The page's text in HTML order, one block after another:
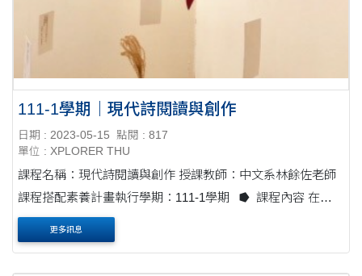
111-1學期｜現代詩閱讀與創作
日期 : 2023-05-15
點閱 : 817
單位 : XPLORER THU
課程名稱：現代詩閱讀與創作 授課教師：中文系林餘佐老師
課程搭配素養計畫執行學期：111-1學期 ⭓ 課程內容 在詩
作的選擇上，我以臺灣鄉土議題與社會議題的詩作與同學分
享....
更多訊息